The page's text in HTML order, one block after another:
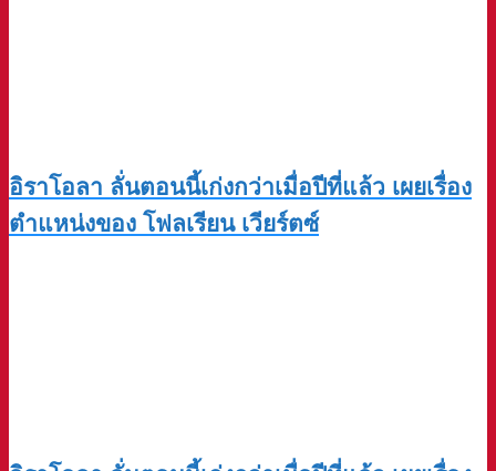
อิราโอลา ลั่นตอนนี้เก่งกว่าเมื่อปีที่แล้ว เผยเรื่อง
ตำแหน่งของ โฟลเรียน เวียร์ตซ์